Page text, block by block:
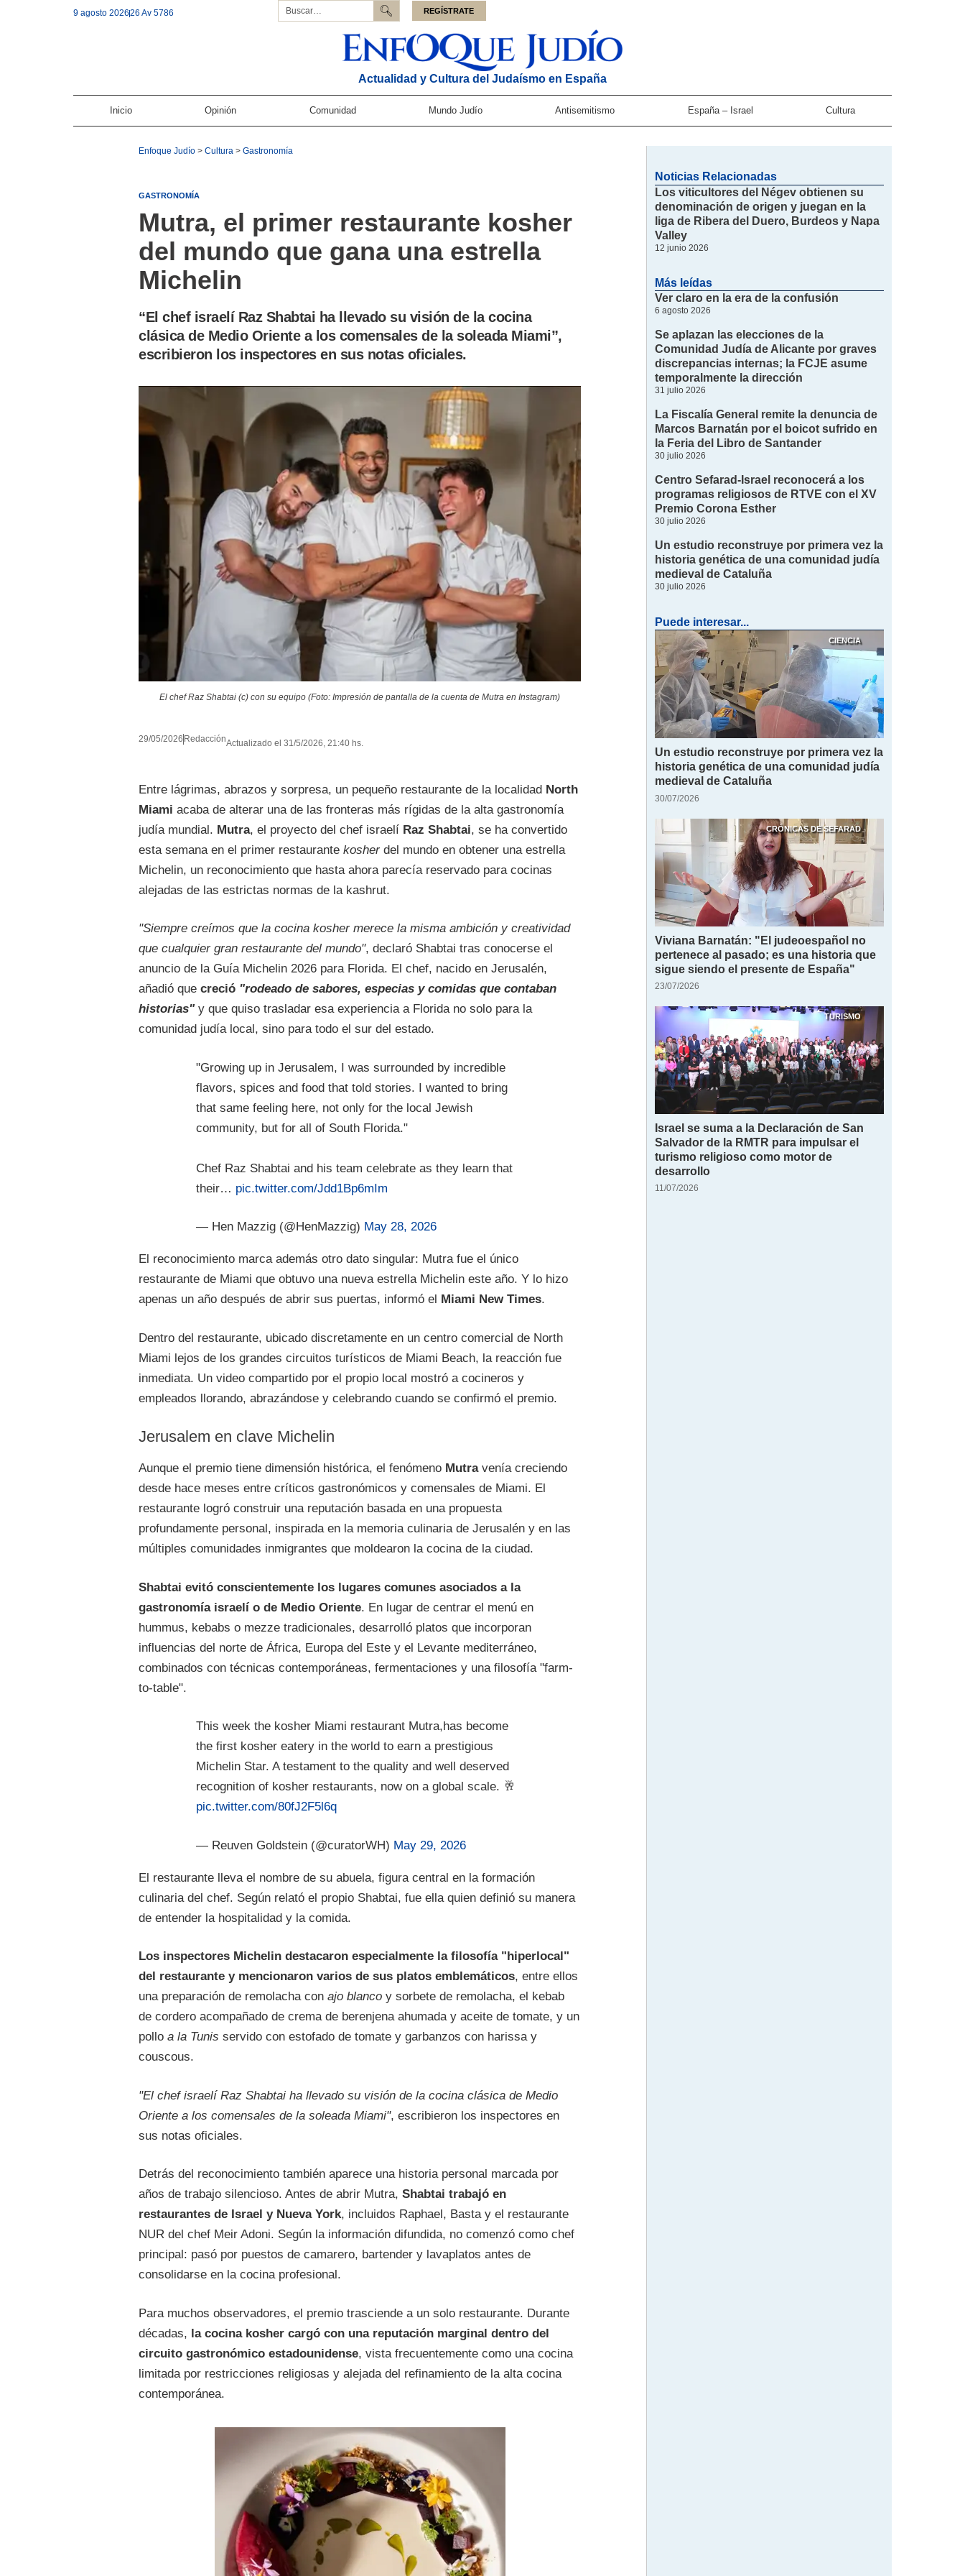
9 agosto 202626 Av 5786 REGÍSTRATE
Actualidad y Cultura del Judaísmo en España
Inicio Opinión Comunidad Mundo Judío Antisemitismo España – Israel Cultura
Enfoque Judío >Cultura >Gastronomía
GASTRONOMÍA
Mutra, el primer restaurante kosher
del mundo que gana una estrella
Michelin
“El chef israelí Raz Shabtai ha llevado su visión de la cocina
clásica de Medio Oriente a los comensales de la soleada Miami”,
escribieron los inspectores en sus notas oficiales.
El chef Raz Shabtai (c) con su equipo (Foto: Impresión de pantalla de la cuenta de Mutra en Instagram)
29/05/2026 RedacciónActualizado el 31/5/2026, 21:40 hs.
Entre lágrimas, abrazos y sorpresa, un pequeño restaurante de la localidad North
Miami acaba de alterar una de las fronteras más rígidas de la alta gastronomía
judía mundial. Mutra, el proyecto del chef israelí Raz Shabtai, se ha convertido
esta semana en el primer restaurantekosherdel mundo en obtener una estrella
Michelin, un reconocimiento que hasta ahora parecía reservado para cocinas
alejadas de las estrictas normas de la kashrut.
"Siempre creímos que la cocina kosher merece la misma ambición y creatividad
que cualquier gran restaurante del mundo", declaró Shabtai tras conocerse el
anuncio de la Guía Michelin 2026 para Florida. El chef, nacido en Jerusalén,
añadió quecreció "rodeado de sabores, especias y comidas que contaban
historias" y que quiso trasladar esa experiencia a Florida no solo para la
comunidad judía local, sino para todo el sur del estado.
"Growing up in Jerusalem, I was surrounded by incredible
flavors, spices and food that told stories. I wanted to bring
that same feeling here, not only for the local Jewish
community, but for all of South Florida."
Chef Raz Shabtai and his team celebrate as they learn that
their… pic.twitter.com/Jdd1Bp6mIm
— Hen Mazzig (@HenMazzig) May 28, 2026
El reconocimiento marca además otro dato singular: Mutra fue el único
restaurante de Miami que obtuvo una nueva estrella Michelin este año. Y lo hizo
apenas un año después de abrir sus puertas, informó el
Miami New Times.
Dentro del restaurante, ubicado discretamente en un centro comercial de North
Miami lejos de los grandes circuitos turísticos de Miami Beach, la reacción fue
inmediata. Un video compartido por el propio local mostró a cocineros y
empleados llorando, abrazándose y celebrando cuando se confirmó el premio.
Jerusalem en clave Michelin
Aunque el premio tiene dimensión histórica, el fenómeno Mutravenía creciendo
desde hace meses entre críticos gastronómicos y comensales de Miami. El
restaurante logró construir una reputación basada en una propuesta
profundamente personal, inspirada en la memoria culinaria de Jerusalén y en las
múltiples comunidades inmigrantes que moldearon la cocina de la ciudad.
Shabtai evitó conscientemente los lugares comunes asociados a la
gastronomía israelí o de Medio Oriente. En lugar de centrar el menú en
hummus, kebabs o mezze tradicionales, desarrolló platos que incorporan
influencias del norte de África, Europa del Este y el Levante mediterráneo,
combinados con técnicas contemporáneas, fermentaciones y una filosofía "farm-
to-table".
This week the kosher Miami restaurant Mutra,has become
the first kosher eatery in the world to earn a prestigious
Michelin Star. A testament to the quality and well deserved
recognition of kosher restaurants, now on a global scale. 🥂
pic.twitter.com/80fJ2F5l6q
— Reuven Goldstein (@curatorWH) May 29, 2026
El restaurante lleva el nombre de su abuela, figura central en la formación
culinaria del chef. Según relató el propio Shabtai, fue ella quien definió su manera
de entender la hospitalidad y la comida.
Los inspectores Michelin destacaron especialmente la filosofía "hiperlocal"
del restaurante y mencionaron varios de sus platos emblemáticos, entre ellos
una preparación de remolacha conajo blanco y sorbete de remolacha, el kebab
de cordero acompañado de crema de berenjena ahumada y aceite de tomate, y un
polloa la Tunis servido con estofado de tomate y garbanzos con harissa y
couscous.
"El chef israelí Raz Shabtai ha llevado su visión de la cocina clásica de Medio
Oriente a los comensales de la soleada Miami", escribieron los inspectores en
sus notas oficiales.
Detrás del reconocimiento también aparece una historia personal marcada por
años de trabajo silencioso. Antes de abrir Mutra,Shabtai trabajó en
restaurantes de Israel y Nueva York, incluidos Raphael, Basta y el restaurante
NUR del chef Meir Adoni. Según la información difundida, no comenzó como chef
principal: pasó por puestos de camarero, bartender y lavaplatos antes de
consolidarse en la cocina profesional.
Para muchos observadores, el premio trasciende a un solo restaurante. Durante
décadas, la cocina kosher cargó con una reputación marginal dentro del
circuito gastronómico estadounidense, vista frecuentemente como una cocina
limitada por restricciones religiosas y alejada del refinamiento de la alta cocina
contemporánea.
Noticias Relacionadas
Los viticultores del Négev obtienen su
denominación de origen y juegan en la
liga de Ribera del Duero, Burdeos y Napa
Valley
12 junio 2026
Más leídas
Ver claro en la era de la confusión
6 agosto 2026
Se aplazan las elecciones de la
Comunidad Judía de Alicante por graves
discrepancias internas; la FCJE asume
temporalmente la dirección
31 julio 2026
La Fiscalía General remite la denuncia de
Marcos Barnatán por el boicot sufrido en
la Feria del Libro de Santander
30 julio 2026
Centro Sefarad-Israel reconocerá a los
programas religiosos de RTVE con el XV
Premio Corona Esther
30 julio 2026
Un estudio reconstruye por primera vez la
historia genética de una comunidad judía
medieval de Cataluña
30 julio 2026
Puede interesar...
CIENCIA
Un estudio reconstruye por primera vez la
historia genética de una comunidad judía
medieval de Cataluña
30/07/2026
CRÓNICAS DE SEFARAD
Viviana Barnatán: "El judeoespañol no
pertenece al pasado; es una historia que
sigue siendo el presente de España"
23/07/2026
TURISMO
Israel se suma a la Declaración de San
Salvador de la RMTR para impulsar el
turismo religioso como motor de
desarrollo
11/07/2026